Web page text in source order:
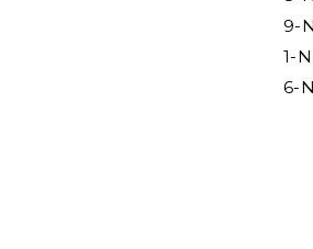
9-
1-
6-